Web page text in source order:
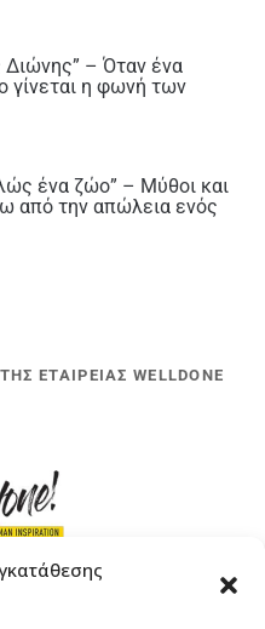
– Όταν ένα
γίνεται η φωνή των
ένα ζώο” – Μύθοι και
από την απώλεια ενός
ΕΤΑΙΡΕΙΑΣ WELLDONE